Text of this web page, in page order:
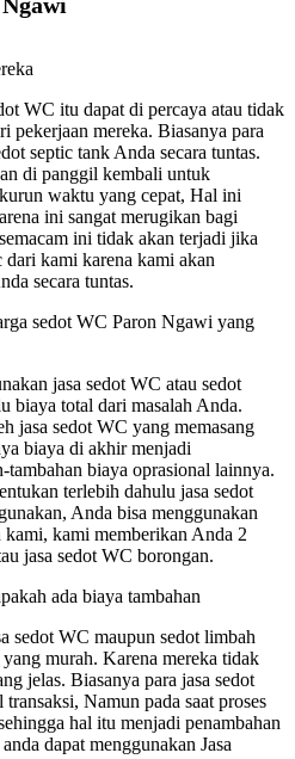
WC itu dapat di percaya atau tidak
pekerjaan mereka. Biasanya para
septic tank Anda secara tuntas.
di panggil kembali untuk
waktu yang cepat, Hal ini
ini sangat merugikan bagi
ini tidak akan terjadi jika
dari kami karena kami akan
secara tuntas.
sedot WC Paron Ngawi yang
jasa sedot WC atau sedot
biaya total dari masalah Anda.
jasa sedot WC yang memasang
biaya di akhir menjadi
tambahan biaya oprasional lainnya.
terlebih dahulu jasa sedot
Anda bisa menggunakan
kami, kami memberikan Anda 2
jasa sedot WC borongan.
ada biaya tambahan
sedot WC maupun sedot limbah
murah. Karena mereka tidak
jelas. Biasanya para jasa sedot
Namun pada saat proses
hal itu menjadi penambahan
dapat menggunakan Jasa